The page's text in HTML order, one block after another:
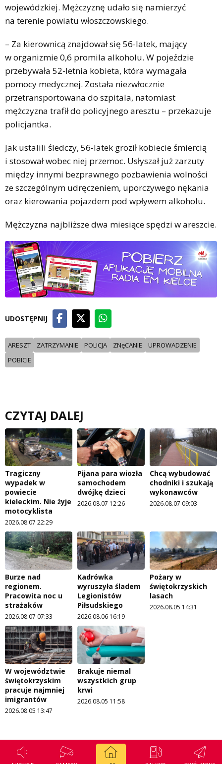
wojewódzkiej. Mężczyznę udało się namierzyć
na terenie powiatu włoszczowskiego.
– Za kierownicą znajdował się 56-latek, mający
w organizmie 0,6 promila alkoholu. W pojeździe
przebywała 52-letnia kobieta, która wymagała
pomocy medycznej. Została niezwłocznie
przetransportowana do szpitala, natomiast
mężczyzna trafił do policyjnego aresztu – przekazuje
policjantka.
Jak ustalili śledczy, 56-latek groził kobiecie śmiercią
i stosował wobec niej przemoc. Usłyszał już zarzuty
między innymi bezprawnego pozbawienia wolności
ze szczególnym udręczeniem, uporczywego nękania
oraz kierowania pojazdem pod wpływem alkoholu.
Mężczyzna najbliższe dwa miesiące spędzi w areszcie.
UDOSTĘPNIJ
ARESZT ZATRZYMANIE POLICJA ZNęCANIE
UPROWADZENIE
POBICIE
CZYTAJ DALEJ
Tragiczny
wypadek w
powiecie
kieleckim. Nie żyje
motocyklista
2026.08.07 22:29
Pijana para wiozła
samochodem
dwójkę dzieci
2026.08.07 12:26
Chcą wybudować
chodniki i szukają
wykonawców
2026.08.07 09:03
Burze nad
regionem.
Pracowita noc u
strażaków
2026.08.07 07:33
Kadrówka
wyruszyła śladem
Legionistów
Piłsudskiego
2026.08.06 16:19
Pożary w
świętokrzyskich
lasach
2026.08.05 14:31
W województwie
świętokrzyskim
pracuje najmniej
imigrantów
2026.08.05 13:47
Brakuje niemal
wszystkich grup
krwi
2026.08.05 11:58